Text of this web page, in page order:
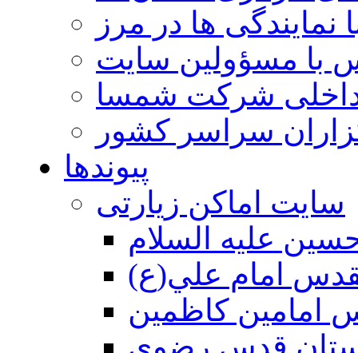
نمایندگی ها در مرز
با مسؤولین سایت
شرکت شمسا
سراسر کشور
پیوندها
سایت اماکن زیارتی
عليه السلام
امام علي(ع)
امامين كاظمين
قدس رضوي